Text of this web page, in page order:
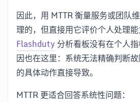
因此，用 MTTR 衡量服务或团队
理的，但直接用它评价个人处理能
Flashduty 分析看板没有在个人
因也在这里：系统无法精确判断
的具体动作直接导致。
MTTR 更适合回答系统性问题：